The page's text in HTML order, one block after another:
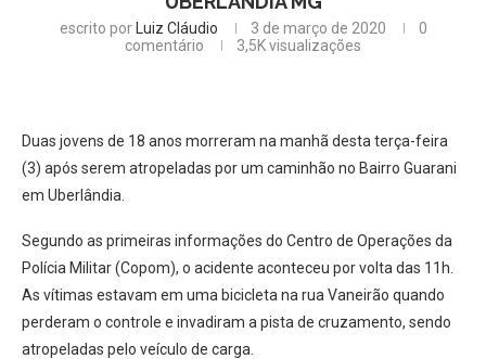
escrito por Luiz Cláudio 3 de março de 2020
0
comentário
3,5Kvisualizações
Duas jovens de 18 anos morreram na manhã desta terça-feira
(3) após serem atropeladas por um caminhão no Bairro Guarani
em Uberlândia.
Segundo as primeiras informações do Centro de Operações da
Polícia Militar (Copom), o acidente aconteceu por volta das 11h.
As vítimas estavam em uma bicicleta na rua Vaneirão quando
perderam o controle e invadiram a pista de cruzamento, sendo
atropeladas pelo veículo de carga.